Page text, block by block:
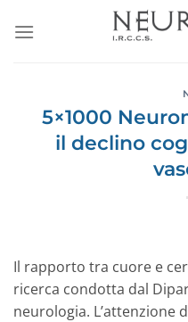
5×1000
il declino
Il rapporto tra cuore e
ricerca condotta dal
neurologia. L’attenzione